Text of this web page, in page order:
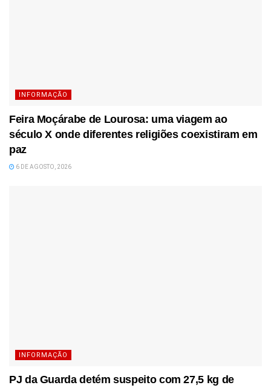
INFORMAÇÃO
Feira Moçárabe de Lourosa: uma viagem ao
século X onde diferentes religiões coexistiram em
paz
6 DE AGOSTO, 2026
INFORMAÇÃO
PJ da Guarda detém suspeito com 27,5 kg de